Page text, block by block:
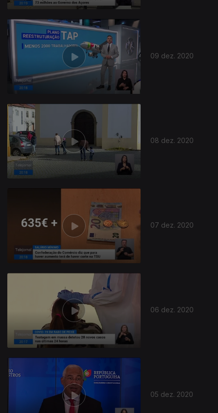
09 dez. 2020
08 dez. 2020
511044
07 dez. 2020
06 dez. 2020
05 dez. 2020